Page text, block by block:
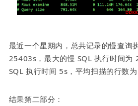
最近一个星期内，总共记录的慢查询
25403s，最大的慢 SQL 执行时间为
SQL 执行时间 5s，平均扫描的行数为
结果第二部分：